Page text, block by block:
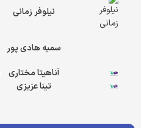
نیلوفر زمانی
سمیه هادی پور
آناهیتا مختاری
تینا عزیزی